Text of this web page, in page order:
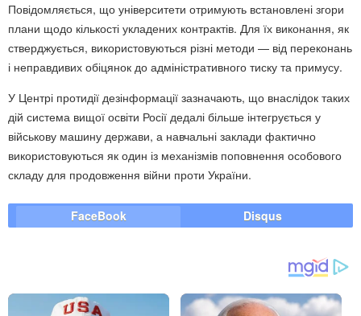
Повідомляється, що університети отримують встановлені згори
плани щодо кількості укладених контрактів. Для їх виконання, як
стверджується, використовуються різні методи — від переконань
і неправдивих обіцянок до адміністративного тиску та примусу.
У Центрі протидії дезінформації зазначають, що внаслідок таких
дій система вищої освіти Росії дедалі більше інтегрується у
військову машину держави, а навчальні заклади фактично
використовуються як один із механізмів поповнення особового
складу для продовження війни проти України.
FaceBook Disqus